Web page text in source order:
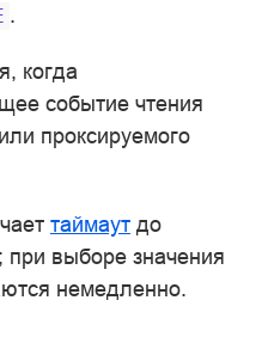
.
когда
событие чтения
проксируемого
таймаут до
выборе значения
немедленно.